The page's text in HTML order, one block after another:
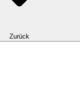
Zurück